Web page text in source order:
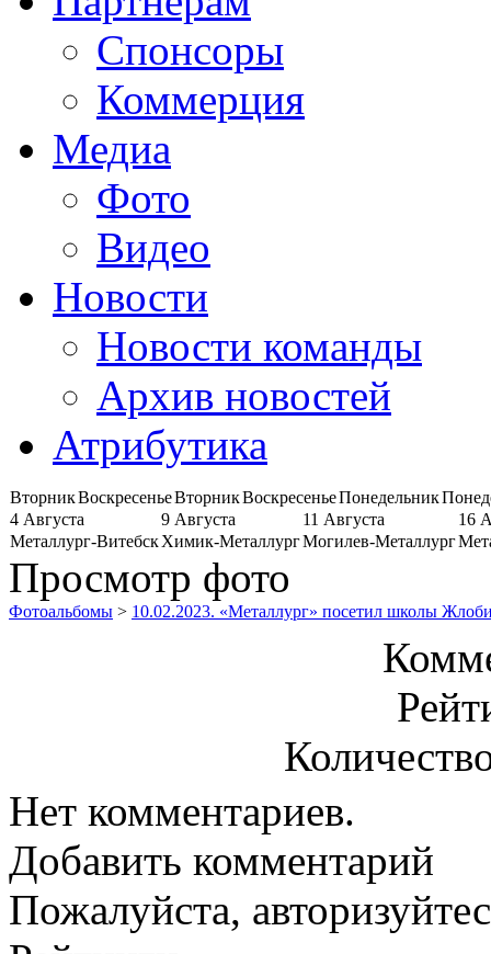
Спонсоры
Коммерция
Медиа
Фото
Видео
Новости
Новости команды
Архив новостей
Атрибутика
ВторникВоскресеньеВторникВоскресеньеПонедельник
4 Августа
9 Августа 11 Августа
16
Металлург-ВитебскХимик-МеталлургМогилев-Металлург
Просмотр фото
Фотоальбомы > 10.02.2023. «Металлург» посетил школы
Нет комментариев.
Добавить комментарий
Пожалуйста,